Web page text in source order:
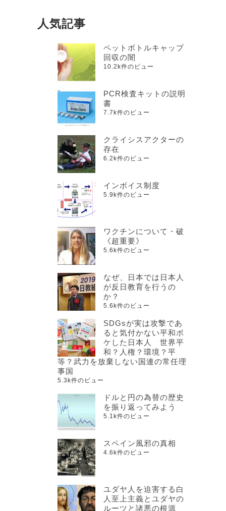
人気記事
ペットボトルキャップ
回収の闇
10.2k件のビュー
PCR検査キットの説明
書
7.7k件のビュー
クライシスアクターの
存在
6.2k件のビュー
インボイス制度
5.9k件のビュー
ワクチンについて・破
《超重要》
5.6k件のビュー
なぜ、日本では日本人
が反日教育を行うの
か？
5.6k件のビュー
SDGsが実は攻撃であ
ると気付かない平和ボ
ケした日本人 世界平
和？人権？環境？平
等？武力を放棄しない国連の常任理
事国
5.3k件のビュー
ドルと円の為替の歴史
を振り返ってみよう
5.1k件のビュー
スペイン風邪の真相
4.6k件のビュー
ユダヤ人を迫害する白
人至上主義とユダヤの
ルーツと諸悪の根源